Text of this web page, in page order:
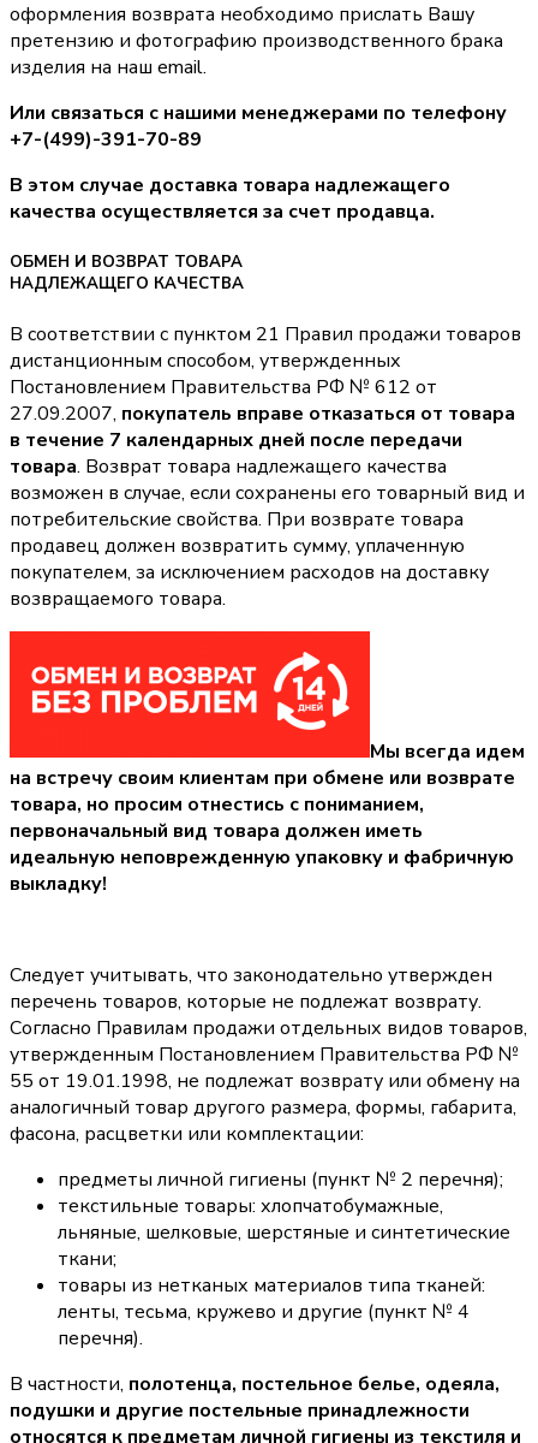
оформления возврата необходимо прислать Вашу
претензию и фотографию производственного брака
изделия на наш email.
Или связаться с нашими менеджерами по телефону
+7-(499)-391-70-89
В этом случае доставка товара надлежащего
качества осуществляется за счет продавца.
ОБМЕН И ВОЗВРАТ ТОВАРА
НАДЛЕЖАЩЕГО КАЧЕСТВА
В соответствии с пунктом 21 Правил продажи товаров
дистанционным способом, утвержденных
Постановлением Правительства РФ № 612 от
27.09.2007, покупатель вправе отказаться от товара
в течение 7 календарных дней после передачи
товара. Возврат товара надлежащего качества
возможен в случае, если сохранены его товарный вид и
потребительские свойства. При возврате товара
продавец должен возвратить сумму, уплаченную
покупателем, за исключением расходов на доставку
возвращаемого товара.
Мы всегда идем
на встречу своим клиентам при обмене или возврате
товара, но просим отнестись с пониманием,
первоначальный вид товара должен иметь
идеальную неповрежденную упаковку и фабричную
выкладку!
Следует учитывать, что законодательно утвержден
перечень товаров, которые не подлежат возврату.
Согласно Правилам продажи отдельных видов товаров,
утвержденным Постановлением Правительства РФ №
55 от 19.01.1998, не подлежат возврату или обмену на
аналогичный товар другого размера, формы, габарита,
фасона, расцветки или комплектации:
предметы личной гигиены (пункт № 2 перечня);
текстильные товары: хлопчатобумажные,
льняные, шелковые, шерстяные и синтетические
ткани;
товары из нетканых материалов типа тканей:
ленты, тесьма, кружево и другие (пункт № 4
перечня).
В частности, полотенца, постельное белье, одеяла,
подушки и другие постельные принадлежности
относятся к предметам личной гигиены из текстиля и